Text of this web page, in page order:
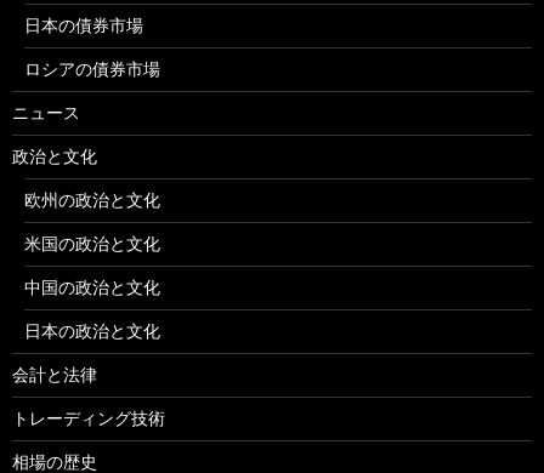
日本の債券市場
ロシアの債券市場
ニュース
政治と文化
欧州の政治と文化
米国の政治と文化
中国の政治と文化
日本の政治と文化
会計と法律
トレーディング技術
相場の歴史